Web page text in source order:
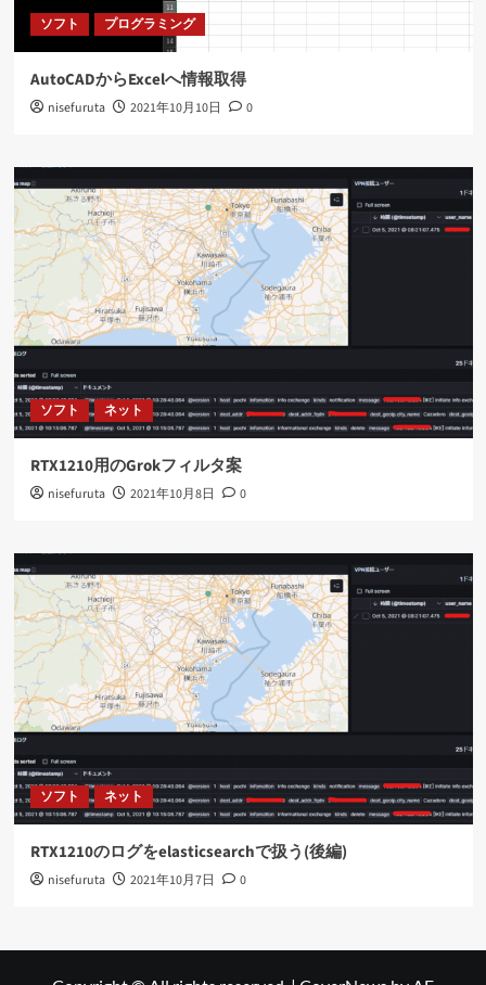
ソフト プログラミング
AutoCADからExcelへ情報取得
nisefuruta 2021年10月10日 0
ソフト ネット
RTX1210用のGrokフィルタ案
nisefuruta 2021年10月8日 0
ソフト ネット
RTX1210のログをelasticsearchで扱う(後編)
nisefuruta 2021年10月7日 0